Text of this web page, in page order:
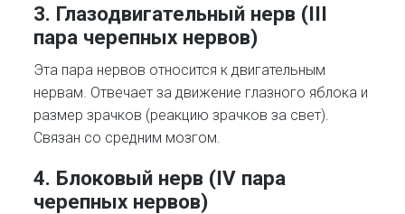
3. Глазодвигательный нерв (III
пара черепных нервов)
Эта пара нервов относится к двигательным
нервам. Отвечает за движение глазного яблока и
размер зрачков (реакцию зрачков за свет).
Связан со средним мозгом.
4. Блоковый нерв (IV пара
черепных нервов)